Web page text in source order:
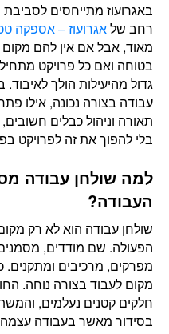
באגרועוז מתייחסים
רחב שלאגרועוז – אספקה
מאוד, אבל אם אין להם
בטוחה ואם כל פרויקט
גדול מהיעילות הולך לאיבוד.
עבודה בצורה נכונה, אילו
תאורה וניהול כבלים
בלי להפוך את זה לפרויקט
למה שולחן עבודה
העבודה?
שולחן עבודה הוא לא רק
הפעולה. שם מודדים,
מפרקים, מרכיבים
מקום לעבוד בצורה נוחה.
חלקים קטנים נעלמים,
בסידור מאשר בעבודה